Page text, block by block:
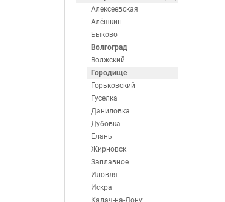
Алексеевская
Алёшкин
Быково
Волгоград
Волжский
Городище
Горьковский
Гуселка
Даниловка
Дубовка
Елань
Жирновск
Заплавное
Иловля
Искра
Калач-на-Дону